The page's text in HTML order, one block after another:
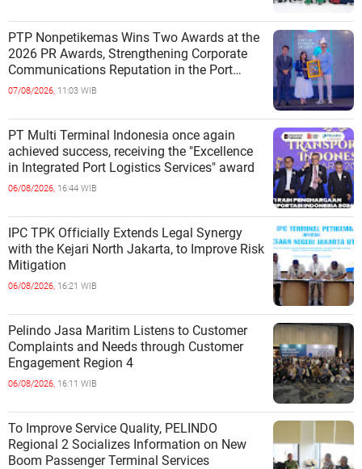
PTP Nonpetikemas Wins Two Awards at the
2026 PR Awards, Strengthening Corporate
Communications Reputation in the Port
Sector
07/08/2026, 11:03 WIB
PT Multi Terminal Indonesia once again
achieved success, receiving the "Excellence
in Integrated Port Logistics Services" award
06/08/2026, 16:44 WIB
IPC TPK Officially Extends Legal Synergy
with the Kejari North Jakarta, to Improve Risk
Mitigation
06/08/2026, 16:21 WIB
Pelindo Jasa Maritim Listens to Customer
Complaints and Needs through Customer
Engagement Region 4
06/08/2026, 16:11 WIB
To Improve Service Quality, PELINDO
Regional 2 Socializes Information on New
Boom Passenger Terminal Services